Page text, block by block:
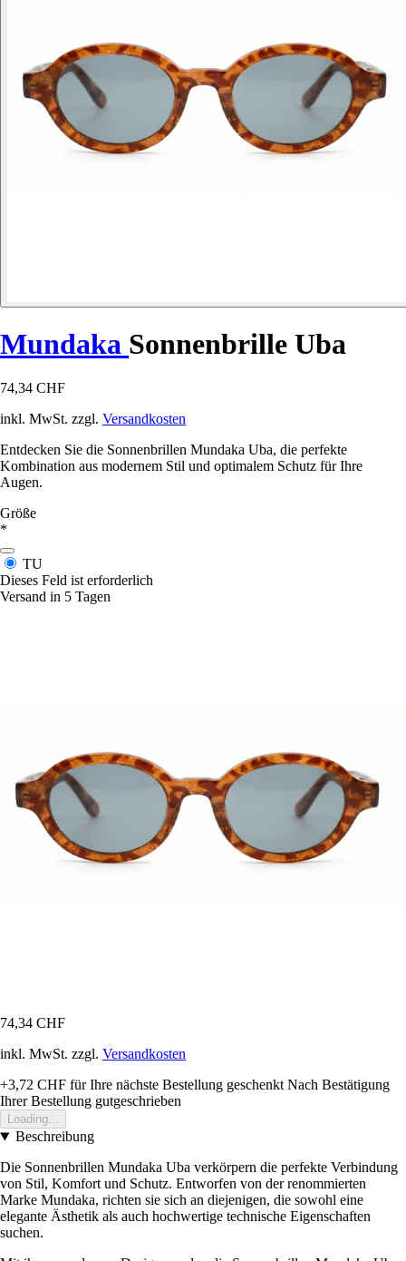
Mundaka Sonnenbrille Uba
74,34 CHF
inkl. MwSt. zzgl. Versandkosten
Entdecken Sie die Sonnenbrillen Mundaka Uba, die perfekte
Kombination aus modernem Stil und optimalem Schutz für Ihre
Augen.
Größe
*
TU
Dieses Feld ist erforderlich
Versand in 5 Tagen
74,34 CHF
inkl. MwSt. zzgl. Versandkosten
+3,72 CHF für Ihre nächste Bestellung geschenkt Nach Bestätigung
Ihrer Bestellung gutgeschrieben
Loading...
Beschreibung
Die Sonnenbrillen Mundaka Uba verkörpern die perfekte Verbindung
von Stil, Komfort und Schutz. Entworfen von der renommierten
Marke Mundaka, richten sie sich an diejenigen, die sowohl eine
elegante Ästhetik als auch hochwertige technische Eigenschaften
suchen.